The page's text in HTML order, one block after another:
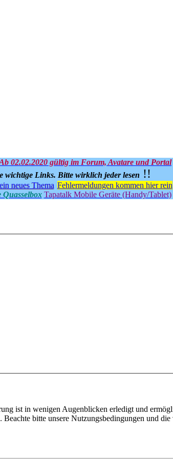
02.02.2020 gültig im Forum, Avatare und Portal
wichtige Links. Bitte wirklich jeder lesen !!
neues Thema Fehlermeldungen kommen hier rein
Quasselbox Tapatalk Mobile Geräte (Handy/Tablet)
ist in wenigen Augenblicken erledigt und
bitte unsere Nutzungsbedingungen und